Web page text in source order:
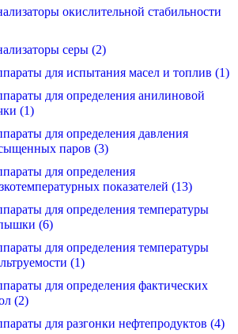
окислительной стабильности
серы (2)
для испытания масел и топлив (1)
для определения анилиновой
(1)
для определения давления
паров (3)
для определения
показателей (13)
для определения температуры
(6)
для определения температуры
(1)
для определения фактических
(2)
для разгонки нефтепродуктов (4)